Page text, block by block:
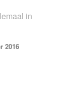
in
2016